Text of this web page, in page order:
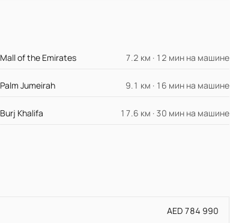
Mall of the Emirates 7.2 км · 12 мин на машине
Palm Jumeirah 9.1 км · 16 мин на машине
Burj Khalifa 17.6 км · 30 мин на машине
AED 784 990